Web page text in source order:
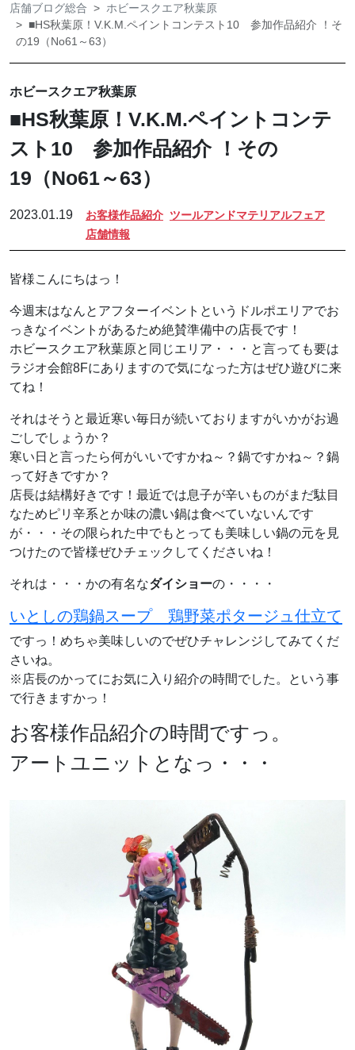
店舗ブログ総合
ホビースクエア秋葉原
■HS秋葉原！V.K.M.ペイントコンテスト10 参加作品紹介 ！そ
の19（No61～63）
ホビースクエア秋葉原
■HS秋葉原！V.K.M.ペイントコンテ
スト10 参加作品紹介 ！その
19（No61～63）
2023.01.19 お客様作品紹介 ツールアンドマテリアルフェア
店舗情報
皆様こんにちはっ！
今週末はなんとアフターイベントというドルポエリアでお
っきなイベントがあるため絶賛準備中の店長です！
ホビースクエア秋葉原と同じエリア・・・と言っても要は
ラジオ会館8Fにありますので気になった方はぜひ遊びに来
てね！
それはそうと最近寒い毎日が続いておりますがいかがお過
ごしでしょうか？
寒い日と言ったら何がいいですかね～？鍋ですかね～？鍋
って好きですか？
店長は結構好きです！最近では息子が辛いものがまだ駄目
なためピリ辛系とか味の濃い鍋は食べていないんです
が・・・その限られた中でもとっても美味しい鍋の元を見
つけたので皆様ぜひチェックしてくださいね！
それは・・・かの有名なダイショーの・・・・
いとしの鶏鍋スープ 鶏野菜ポタージュ仕立て
ですっ！めちゃ美味しいのでぜひチャレンジしてみてくだ
さいね。
※店長のかってにお気に入り紹介の時間でした。という事
で行きますかっ！
お客様作品紹介の時間ですっ。
アートユニットとなっ・・・